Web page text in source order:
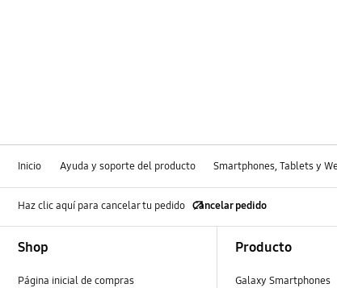
Inicio Ayuda y soporte del producto Smartphones, Tablets y
Haz clic aquí para cancelar tu pedido Cancelar pedido
Shop
Página inicial de compras
Producto
Galaxy Smartphones